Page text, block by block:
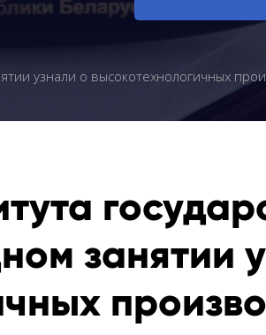
узнали о высокотехнологичных
занятии